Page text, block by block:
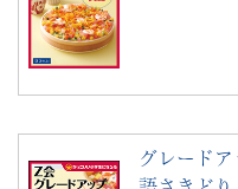
グレード